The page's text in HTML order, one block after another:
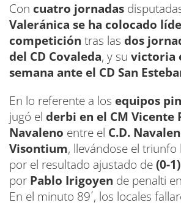
Con cuatro jornadas
Valeránica se ha colocado
competición tras las dos
del CD Covaleda, y su victoria
semana ante el CD San
En lo referente a los equipos
jugó el derbi en el CM Vicente
Navaleno entre el C.D.
Visontium, llevándose el triunfo
por el resultado ajustado de(0-1)
por Pablo Irigoyen de penalti
En el minuto 89´, los locales